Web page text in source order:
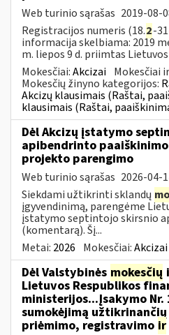
Web turinio sąrašas 2019-08-
Registracijos numeris (18.2-
informacija skelbiama: 2019
m. liepos 9 d. priimtas
Mokesčiai:Akcizai Mokesčiai
Mokesčių žinyno kategorijos:
Akcizų klausimais (Raštai,
klausimais (Raštai,
Dėl Akcizų įstatymo
apibendrinto
projekto parengimo
Web turinio sąrašas 2026-04-
Siekdami užtikrinti sklandų
įgyvendinimą, parengėme
įstatymo septintojo skirsnio
(komentarą). Šį...
Metai: 2026 Mokesčiai:Akcizai
Dėl Valstybinės mokesčių
Lietuvos Respublikos
ministerijos...Įsakymo Nr.
sumokėjimą
priėmimo, registravimo ir